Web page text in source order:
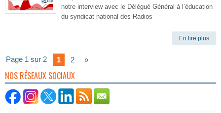
notre interview avec le Délégué Général à l’éducation
du syndicat national des Radios
En lire plus
Page 1 sur 2 1 2 »
NOS RÉSEAUX SOCIAUX